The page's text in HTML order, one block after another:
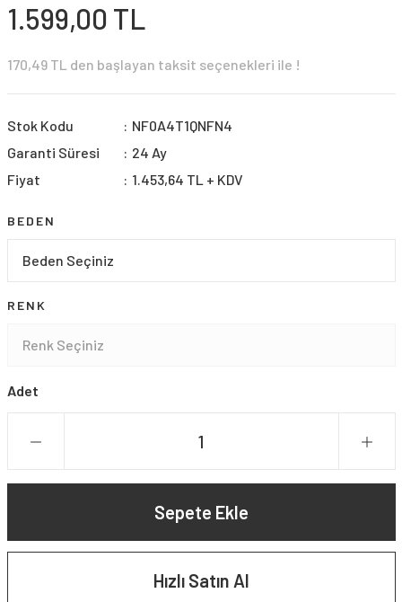
1.599,00 TL
170,49 TL den başlayan taksit seçenekleri ile !
Stok Kodu
NF0A4T1QNFN4
Garanti Süresi
24 Ay
Fiyat
1.453,64 TL + KDV
BEDEN
RENK
Adet
Sepete Ekle
Hızlı Satın Al